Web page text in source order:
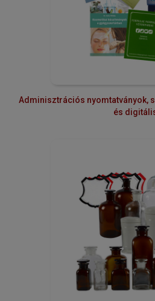
Adminisztrációs nyomtatványok,
és